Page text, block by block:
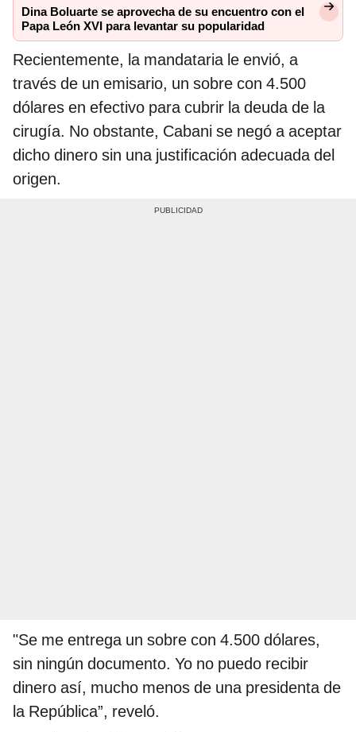
Dina Boluarte se aprovecha de su encuentro con el
Papa León XVI para levantar su popularidad
Recientemente, la mandataria le envió, a
través de un emisario, un sobre con 4.500
dólares en efectivo para cubrir la deuda de la
cirugía. No obstante, Cabani se negó a aceptar
dicho dinero sin una justificación adecuada del
origen.
"Se me entrega un sobre con 4.500 dólares,
sin ningún documento. Yo no puedo recibir
dinero así, mucho menos de una presidenta de
la República”, reveló.